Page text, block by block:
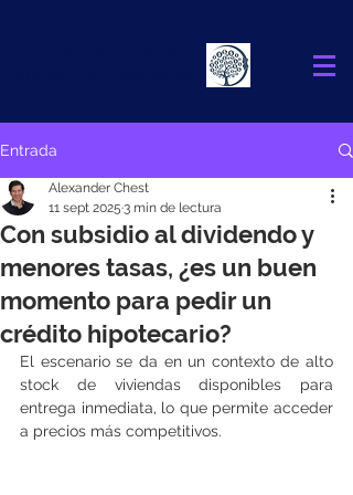
Entrada
Con subsidio al dividendo y
menores tasas, ¿es un buen
momento para pedir un
crédito hipotecario?
Alexander Chest
11 sept 2025 3 min de lectura
El escenario se da en un contexto de alto
stock de viviendas disponibles para
entrega inmediata, lo que permite acceder
a precios más competitivos.